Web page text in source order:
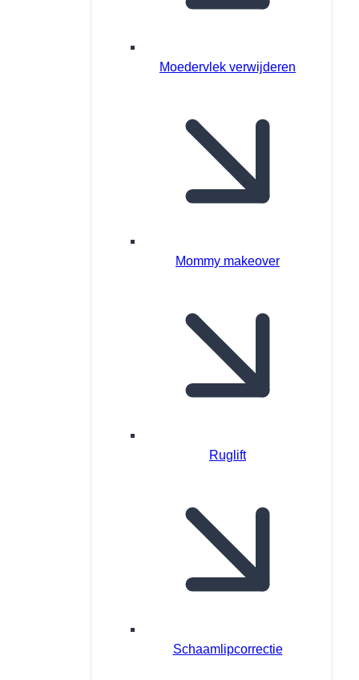
Moedervlek verwijderen
Mommy makeover
Ruglift
Schaamlipcorrectie